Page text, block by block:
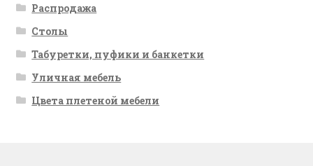
Распродажа
Столы
Табуретки, пуфики и банкетки
Уличная мебель
Цвета плетеной мебели